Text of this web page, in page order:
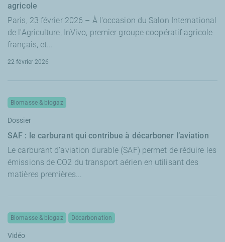
agricole
Paris, 23 février 2026 – À l'occasion du Salon International
de l'Agriculture, InVivo, premier groupe coopératif agricole
français, et...
22 février 2026
SAF : le carburant qui contribue à décarboner l’aviation
Biomasse & biogaz
Dossier
Le carburant d’aviation durable (SAF) permet de réduire les
émissions de CO2 du transport aérien en utilisant des
matières premières...
Biomasse & biogaz Décarbonation
Vidéo